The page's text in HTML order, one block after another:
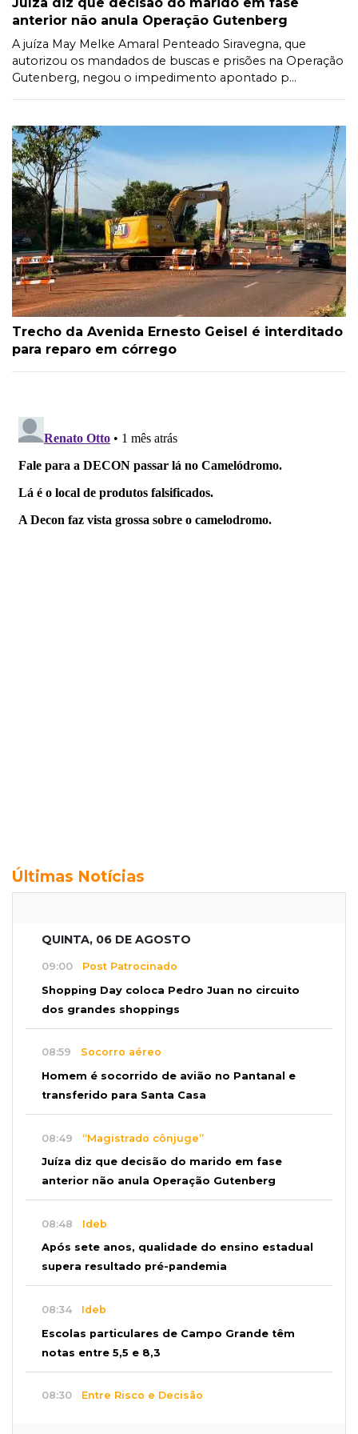
anterior não anula Operação Gutenberg
A juíza May Melke Amaral Penteado Siravegna, que
autorizou os mandados de buscas e prisões na Operação
Gutenberg, negou o impedimento apontado p...
Trecho da Avenida Ernesto Geisel é interditado
para reparo em córrego
Últimas Notícias
QUINTA, 06 DE AGOSTO
09:00 Post Patrocinado
Shopping Day coloca Pedro Juan no circuito
dos grandes shoppings
08:59 Socorro aéreo
Homem é socorrido de avião no Pantanal e
transferido para Santa Casa
08:49 “Magistrado cônjuge”
Juíza diz que decisão do marido em fase
anterior não anula Operação Gutenberg
08:48 Ideb
Após sete anos, qualidade do ensino estadual
supera resultado pré-pandemia
08:34 Ideb
Escolas particulares de Campo Grande têm
notas entre 5,5 e 8,3
08:30 Entre Risco e Decisão